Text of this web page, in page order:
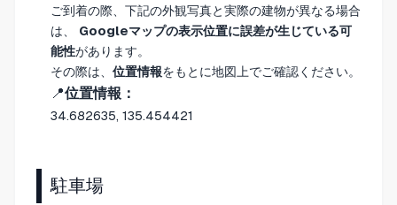
ご到着の際、下記の外観写真と実際の建物が異なる場合
は、 Googleマップの表示位置に誤差が生じている可
能性があります。
その際は、 位置情報をもとに地図上でご確認ください。
📍位置情報：
34.682635, 135.454421
駐車場